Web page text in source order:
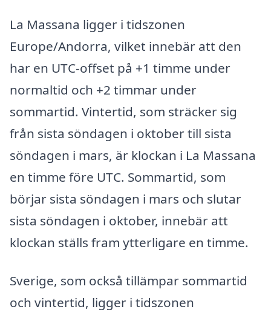
La Massana ligger i tidszonen
Europe/Andorra, vilket innebär att den
har en UTC-offset på +1 timme under
normaltid och +2 timmar under
sommartid. Vintertid, som sträcker sig
från sista söndagen i oktober till sista
söndagen i mars, är klockan i La Massana
en timme före UTC. Sommartid, som
börjar sista söndagen i mars och slutar
sista söndagen i oktober, innebär att
klockan ställs fram ytterligare en timme.
Sverige, som också tillämpar sommartid
och vintertid, ligger i tidszonen